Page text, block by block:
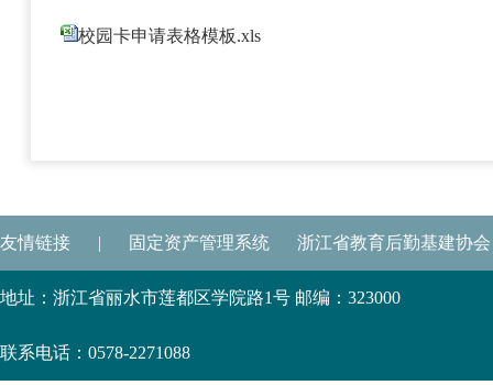
校园卡申请表格模板.xls
友情链接 | 固定资产管理系统 浙江省教育后勤基建协会
地址：浙江省丽水市莲都区学院路1号 邮编：323000
联系电话：0578-2271088